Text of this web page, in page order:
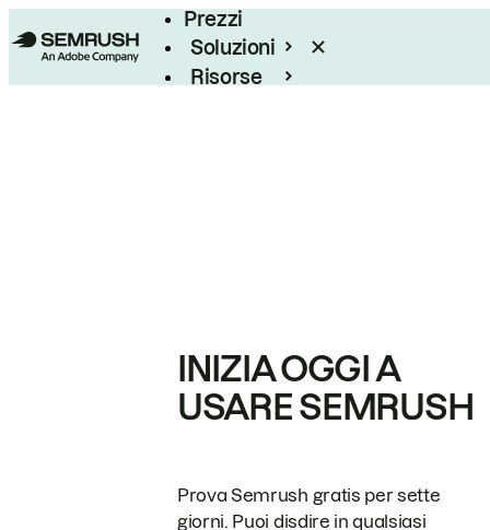
Prezzi
Soluzioni
Risorse
INIZIA OGGI A
USARE SEMRUSH
Prova Semrush gratis per sette
giorni. Puoi disdire in qualsiasi